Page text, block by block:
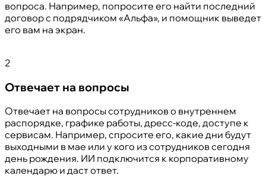
вопроса. Например, попросите его найти последний
договор с подрядчиком «Альфа», и помощник выведет
его вам на экран.
2
Отвечает на вопросы
Отвечает на вопросы сотрудников о внутреннем
распорядке, графике работы, дресс-коде, доступе к
сервисам. Например, спросите его, какие дни будут
выходными в мае или у кого из сотрудников сегодня
день рождения. ИИ подключится к корпоративному
календарю и даст ответ.